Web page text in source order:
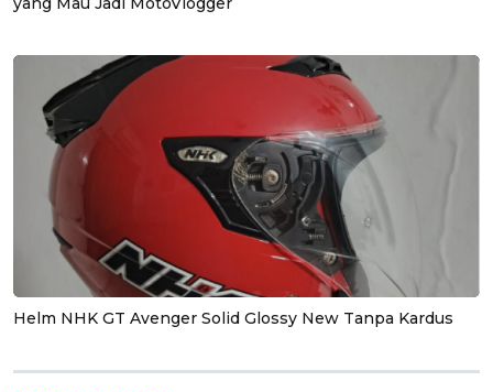
Helm NHK GT Avenger Solid Glossy New Tanpa Kardus